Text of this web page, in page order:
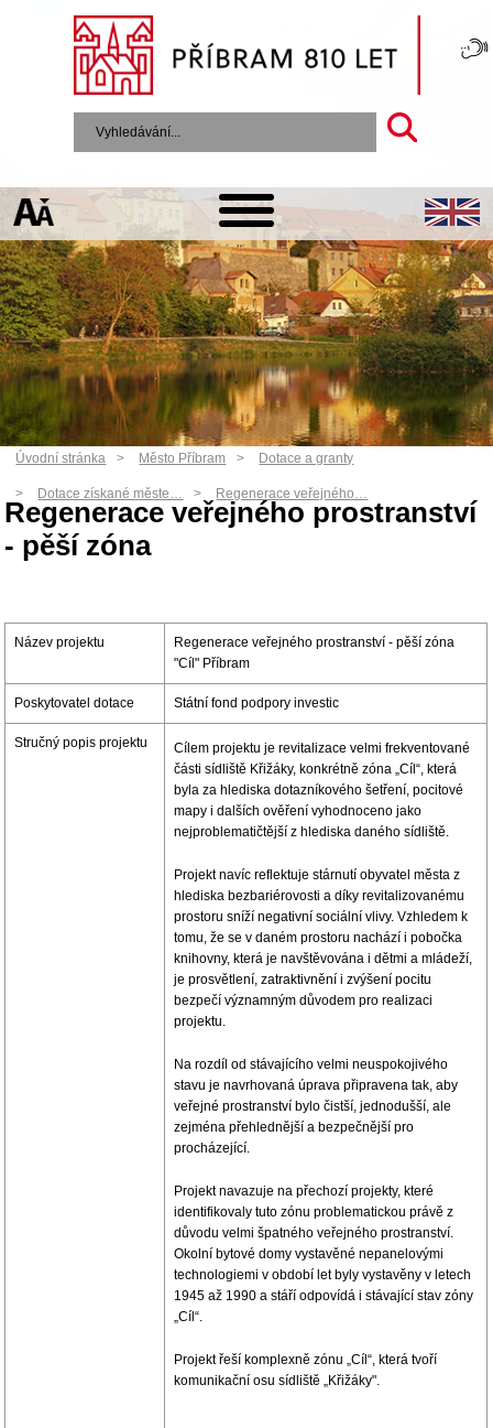
Úvodní stránka Město Příbram Dotace a granty
Dotace získané měste… Regenerace veřejného…
Regenerace veřejného prostranství
- pěší zóna
Název projektu
Regenerace veřejného prostranství - pěší zóna
"Cíl" Příbram
Poskytovatel dotace Státní fond podpory investic
Stručný popis projektu
Cílem projektu je revitalizace velmi frekventované
části sídliště Křižáky, konkrétně zóna „Cíl“, která
byla za hlediska dotazníkového šetření, pocitové
mapy i dalších ověření vyhodnoceno jako
nejproblematičtější z hlediska daného sídliště.
Projekt navíc reflektuje stárnutí obyvatel města z
hlediska bezbariérovosti a díky revitalizovanému
prostoru sníží negativní sociální vlivy. Vzhledem k
tomu, že se v daném prostoru nachází i pobočka
knihovny, která je navštěvována i dětmi a mládeží,
je prosvětlení, zatraktivnění i zvýšení pocitu
bezpečí významným důvodem pro realizaci
projektu.
Na rozdíl od stávajícího velmi neuspokojivého
stavu je navrhovaná úprava připravena tak, aby
veřejné prostranství bylo čistší, jednodušší, ale
zejména přehlednější a bezpečnější pro
procházející.
Projekt navazuje na přechozí projekty, které
identifikovaly tuto zónu problematickou právě z
důvodu velmi špatného veřejného prostranství.
Okolní bytové domy vystavěné nepanelovými
technologiemi v období let byly vystavěny v letech
1945 až 1990 a stáří odpovídá i stávající stav zóny
„Cíl“.
Projekt řeší komplexně zónu „Cíl“, která tvoří
komunikační osu sídliště „Křižáky".